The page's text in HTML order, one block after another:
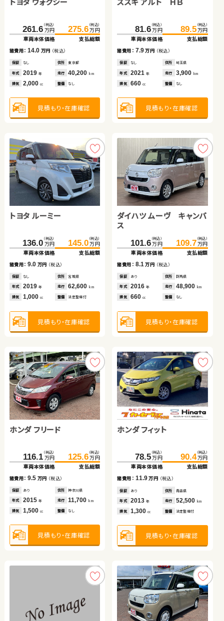
261.6 （税込）
万円
車両本体価格
275.6 （税込）
万円
支払総額
諸費用：14.0 万円 （税込）
保証 なし 住所 東京都
年式 2019 年 走行 40,200 km
排気 2,000 cc 整備 なし
見積もり・在庫確認
81.6 （税込）
万円
車両本体価格
89.5 （税込）
万円
支払総額
諸費用： 7.9万円 （税込）
保証 なし 住所 埼玉県
年式 2021年 走行 3,900 km
排気 660cc 整備 なし
見積もり・在庫確認
トヨタ ルーミー
136.0 （税込）
万円
車両本体価格
145.0 （税込）
万円
支払総額
諸費用：9.0 万円 （税込）
保証 なし 住所 宮城県
年式 2019 年 走行 62,600 km
排気 1,000 cc 整備 法定整備付
見積もり・在庫確認
ダイハツ ムーヴ キャンバ
ス
101.6 （税込）
万円
車両本体価格
109.7 （税込）
万円
支払総額
諸費用： 8.1万円 （税込）
保証 あり 住所 群馬県
年式 2016年 走行 48,900 km
排気 660cc 整備 なし
見積もり・在庫確認
ホンダ フリード
116.1 （税込）
万円
車両本体価格
125.6 （税込）
万円
支払総額
諸費用：9.5 万円 （税込）
保証 あり 住所 神奈川県
年式 2015 年 走行 11,700 km
排気 1,500 cc 整備 なし
見積もり・在庫確認
ホンダ フィット
78.5 （税込）
万円
車両本体価格
90.4 （税込）
万円
支払総額
諸費用： 11.9万円 （税込）
保証 あり 住所 青森県
年式 2013年 走行 52,500 km
排気 1,300cc 整備 法定整備付
見積もり・在庫確認
234.8 （税込）
万円
車両本体価格
248.0 （税込）
万円
支払総額
諸費用：13.2 万円 （税込）
保証 あり 住所 千葉県
年式 2023 年 走行 39,500 km
排気 1,400 cc 整備 法定整備付
見積もり・在庫確認
48.7 （税込）
万円
車両本体価格
57.7 （税込）
万円
支払総額
諸費用： 9.0万円 （税込）
保証 あり 住所 埼玉県
年式 2021年 走行 10,400km
排気 660cc 整備 法定整備付
見積もり・在庫確認
スズキ ワゴンＲ
16.6 （税込）
万円
車両本体価格
24.8 （税込）
万円
支払総額
諸費用：8.2 万円 （税込）
保証 なし 住所 青森県
年式 2007 年 走行 90,300 km
排気 660cc 整備 法定整備付
見積もり・在庫確認
トヨタ プリウス
140.1 （税込）
万円
車両本体価格
150.6 （税込）
万円
支払総額
諸費用： 10.5万円（税込）
保証 あり 住所 埼玉県
年式 2015年 走行 13,800 km
排気 1,800 整備 なし
見積もり・在庫確認
ダイハツ タント
142.0 （税込）
万円
車両本体価格
150.2 （税込）
万円
支払総額
諸費用：8.2 万円 （税込）
保証 あり 住所 千葉県
年式 2021 年 走行 27,000km
排気 660cc 整備 法定整備付
見積もり・在庫確認
日産 エクストレイル
379.0 （税込）
万円
車両本体価格
390.7 （税込）
万円
支払総額
諸費用： 11.7万円 （税込）
保証 あり 住所 北海道
年式 2024年 走行 13,400 km
排気 1,500cc 整備 法定整備付
見積もり・在庫確認
318.0 （税込）
万円
車両本体価格
329.0 （税込）
万円
支払総額
諸費用：11.0 万円 （税込）
保証 あり 住所 山梨県
年式 2025 年 走行 4,500km
排気 1,370 cc 整備 法定整備付
見積もり・在庫確認
205.3 （税込）
万円
車両本体価格
219.5 （税込）
万円
支払総額
諸費用： 14.2万円（税込）
保証 あり 住所 岩手県
年式 2020年 走行 48,200km
排気 2,000 整備 法定整備付
見積もり・在庫確認
スバル フォレスター ハイ
263.8 （税込）
万円
車両本体価格
277.3 （税込）
万円
支払総額
諸費用：13.5万円（税込）
保証 あり 住所 埼玉県
年式 2019 年 走行 29,100 km
排気 2,000 cc 整備 なし
見積もり・在庫確認
トヨタ ヴェルファイア
177.9 （税込）
万円
車両本体価格
189.7 （税込）
万円
支払総額
諸費用： 11.8万円（税込）
保証 あり 住所 青森県
年式 2019年 走行 160,800km
排気 2,500 整備 法定整備付
見積もり・在庫確認
ホンダ Ｎ ＢＯＸ
121.3 （税込）
万円
車両本体価格
129.6 （税込）
万円
支払総額
諸費用：8.3 万円 （税込）
保証 あり 住所 埼玉県
年式 2021 年 走行 23,500km
排気 660cc 整備 法定整備付
見積もり・在庫確認
トヨタ アルファード
634.8 （税込）
万円
車両本体価格
650.0 （税込）
万円
支払総額
諸費用： 15.2万円 （税込）
保証 あり 住所 千葉県
年式 2026年 走行 7,100km
排気 2,500cc 整備 法定整備付
見積もり・在庫確認